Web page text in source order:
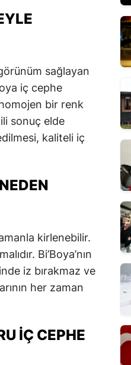
sağlayan
iç cephe
bir renk
sonuç elde
kaliteli iç
kirlenebilir.
Bi’Boya’nın
iz bırakmaz ve
her zaman
İÇ CEPHE